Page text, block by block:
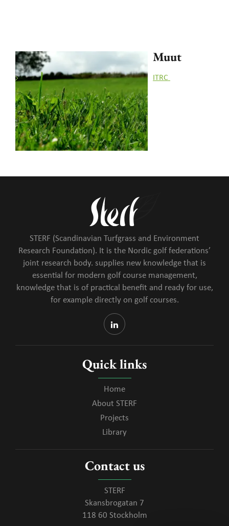
Muut
ITRC
Quick links
Home
About STERF
Projects
Library
STERF (Scandinavian Turfgrass and Environment
Research Foundation). It is the Nordic golf federations’
joint research body. supplies new knowledge that is
essential for modern golf course management,
knowledge that is of practical benefit and ready for use,
for example directly on golf courses.
Contact us
STERF
Skansbrogatan 7
118 60 Stockholm